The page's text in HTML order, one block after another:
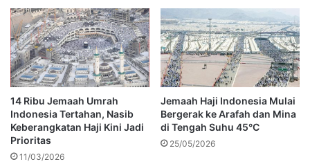
14 Ribu Jemaah Umrah
Indonesia Tertahan, Nasib
Keberangkatan Haji Kini Jadi
Prioritas
11/03/2026
Jemaah Haji Indonesia Mulai
Bergerak ke Arafah dan Mina
di Tengah Suhu 45°C
25/05/2026